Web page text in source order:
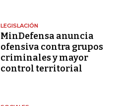
LEGISLACIÓN
MinDefensa anuncia
ofensiva contra grupos
criminales y mayor
control territorial